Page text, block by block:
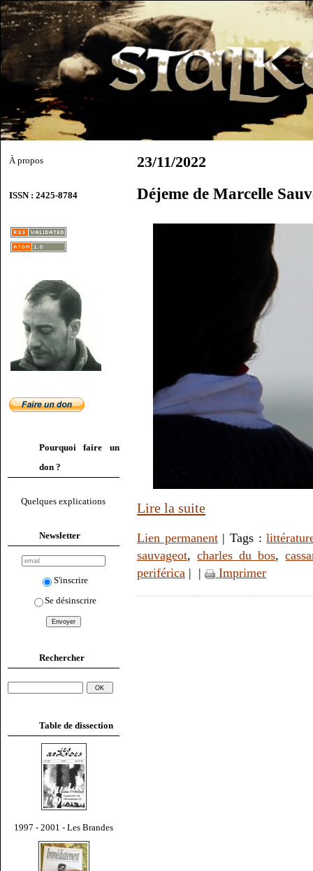
À propos
ISSN : 2425-8784
Pourquoi faire un
don ?
Quelques explications
Newsletter
S'inscrire
Se désinscrire
Rechercher
Table de dissection
1997 - 2001 - Les Brandes
23/11/2022
Déjeme de Marcelle
Lire la suite
Lien permanent| Tags :
sauvageot,charles du bos,
periférica | | Imprimer